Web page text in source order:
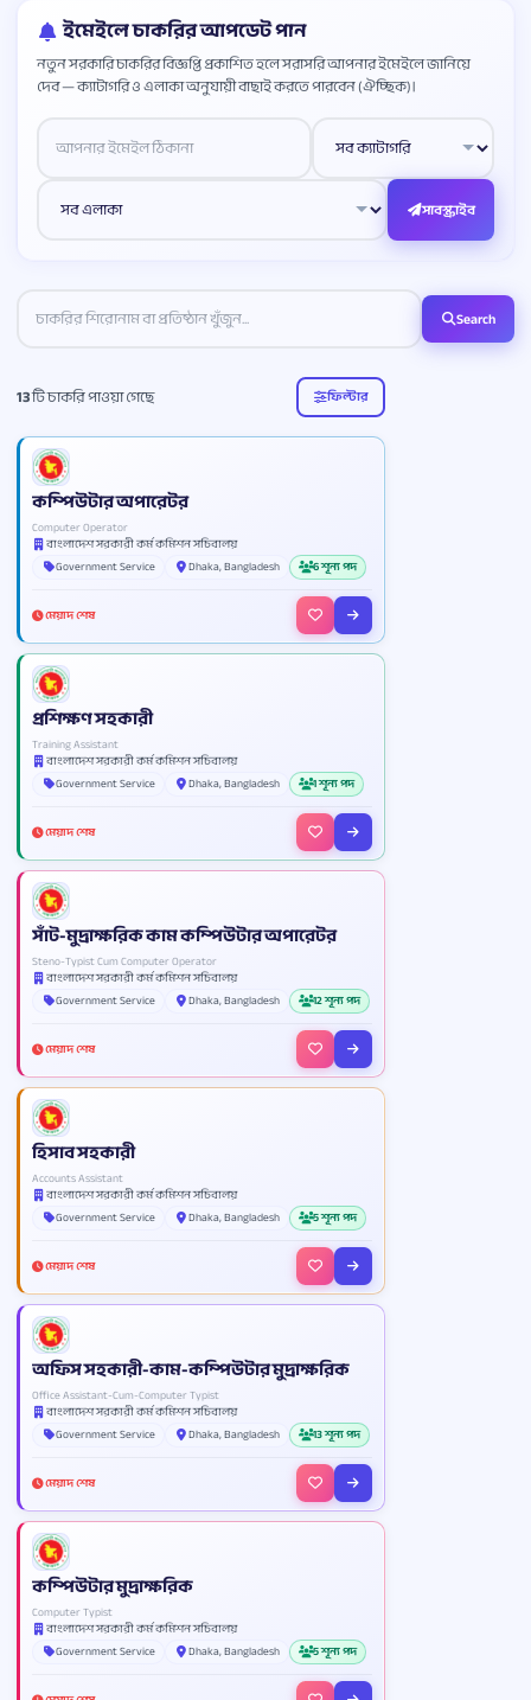
ইমেইলে চাকরির আপডেট পান
নতুন সরকারি চাকরির বিজ্ঞপ্তি প্রকাশিত হলে সরাসরি আপনার ইমেইলে জানিয়ে
দেব — ক্যাটাগরি ও এলাকা অনুযায়ী বাছাই করতে পারবেন (ঐচ্ছিক)।
Website
সাবস্ক্রাইব
Search
13টি চাকরি পাওয়া গেছে ফিল্টার
কম্পিউটার অপারেটর
Computer Operator
বাংলাদেশ সরকারী কর্ম কমিশন সচিবালয়
Government Service
Dhaka, Bangladesh 6 শূন্য পদ
মেয়াদ শেষ
প্রশিক্ষণ সহকারী
Training Assistant
বাংলাদেশ সরকারী কর্ম কমিশন সচিবালয়
Government Service
Dhaka, Bangladesh 1 শূন্য পদ
মেয়াদ শেষ
সাঁট-মুদ্রাক্ষরিক কাম কম্পিউটার অপারেটর
Steno-Typist Cum Computer Operator
বাংলাদেশ সরকারী কর্ম কমিশন সচিবালয়
Government Service
Dhaka, Bangladesh 12 শূন্য পদ
মেয়াদ শেষ
হিসাব সহকারী
Accounts Assistant
বাংলাদেশ সরকারী কর্ম কমিশন সচিবালয়
Government Service
Dhaka, Bangladesh 5 শূন্য পদ
মেয়াদ শেষ
অফিস সহকারী-কাম-কম্পিউটার মুদ্রাক্ষরিক
Office Assistant-Cum-Computer Typist
বাংলাদেশ সরকারী কর্ম কমিশন সচিবালয়
Government Service
Dhaka, Bangladesh 13 শূন্য পদ
মেয়াদ শেষ
কম্পিউটার মুদ্রাক্ষরিক
Computer Typist
বাংলাদেশ সরকারী কর্ম কমিশন সচিবালয়
Government Service
Dhaka, Bangladesh 5 শূন্য পদ